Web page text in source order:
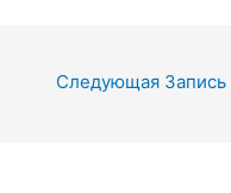
Следующая Запись